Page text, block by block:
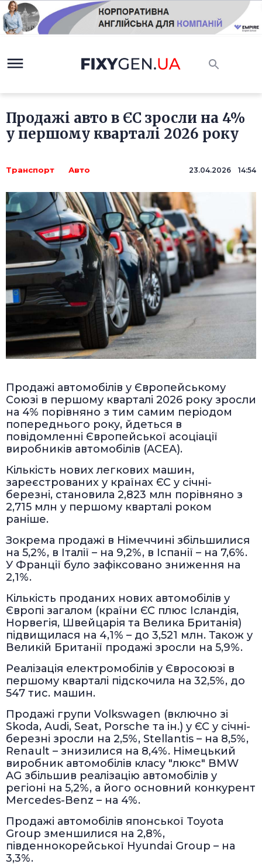
Продажі авто в ЄС зросли на 4%
у першому кварталі 2026 року
Транспорт Авто 23.04.2026 14:54
Продажі автомобілів у Європейському
Союзі в першому кварталі 2026 року зросли
на 4% порівняно з тим самим періодом
попереднього року, йдеться в
повідомленні Європейської асоціації
виробників автомобілів (ACEA).
Кількість нових легкових машин,
зареєстрованих у країнах ЄС у січні-
березні, становила 2,823 млн порівняно з
2,715 млн у першому кварталі роком
раніше.
Зокрема продажі в Німеччині збільшилися
на 5,2%, в Італії – на 9,2%, в Іспанії – на 7,6%.
У Франції було зафіксовано зниження на
2,1%.
Кількість проданих нових автомобілів у
Європі загалом (країни ЄС плюс Ісландія,
Норвегія, Швейцарія та Велика Британія)
підвищилася на 4,1% – до 3,521 млн. Також у
Великій Британії продажі зросли на 5,9%.
Реалізація електромобілів у Євросоюзі в
першому кварталі підскочила на 32,5%, до
547 тис. машин.
Продажі групи Volkswagen (включно зі
Skoda, Audi, Seat, Porsche та ін.) у ЄС у січні-
березні зросли на 2,5%, Stellantis – на 8,5%,
Renault – знизилися на 8,4%. Німецький
виробник автомобілів класу "люкс" BMW
AG збільшив реалізацію автомобілів у
регіоні на 5,2%, а його основний конкурент
Mercedes-Benz – на 4%.
Продажі автомобілів японської Toyota
Group зменшилися на 2,8%,
південнокорейської Hyundai Group – на
3,3%.